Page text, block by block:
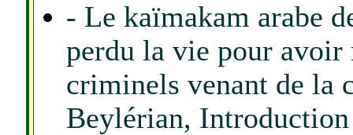
- Le kaïmakam arabe
perdu la vie pour avoir
criminels venant de la
Beylérian,